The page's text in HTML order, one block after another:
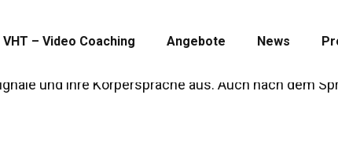
VHT – Video Coaching Angebote News
verstehen und
und ihre Körpersprache aus. Auch nach dem